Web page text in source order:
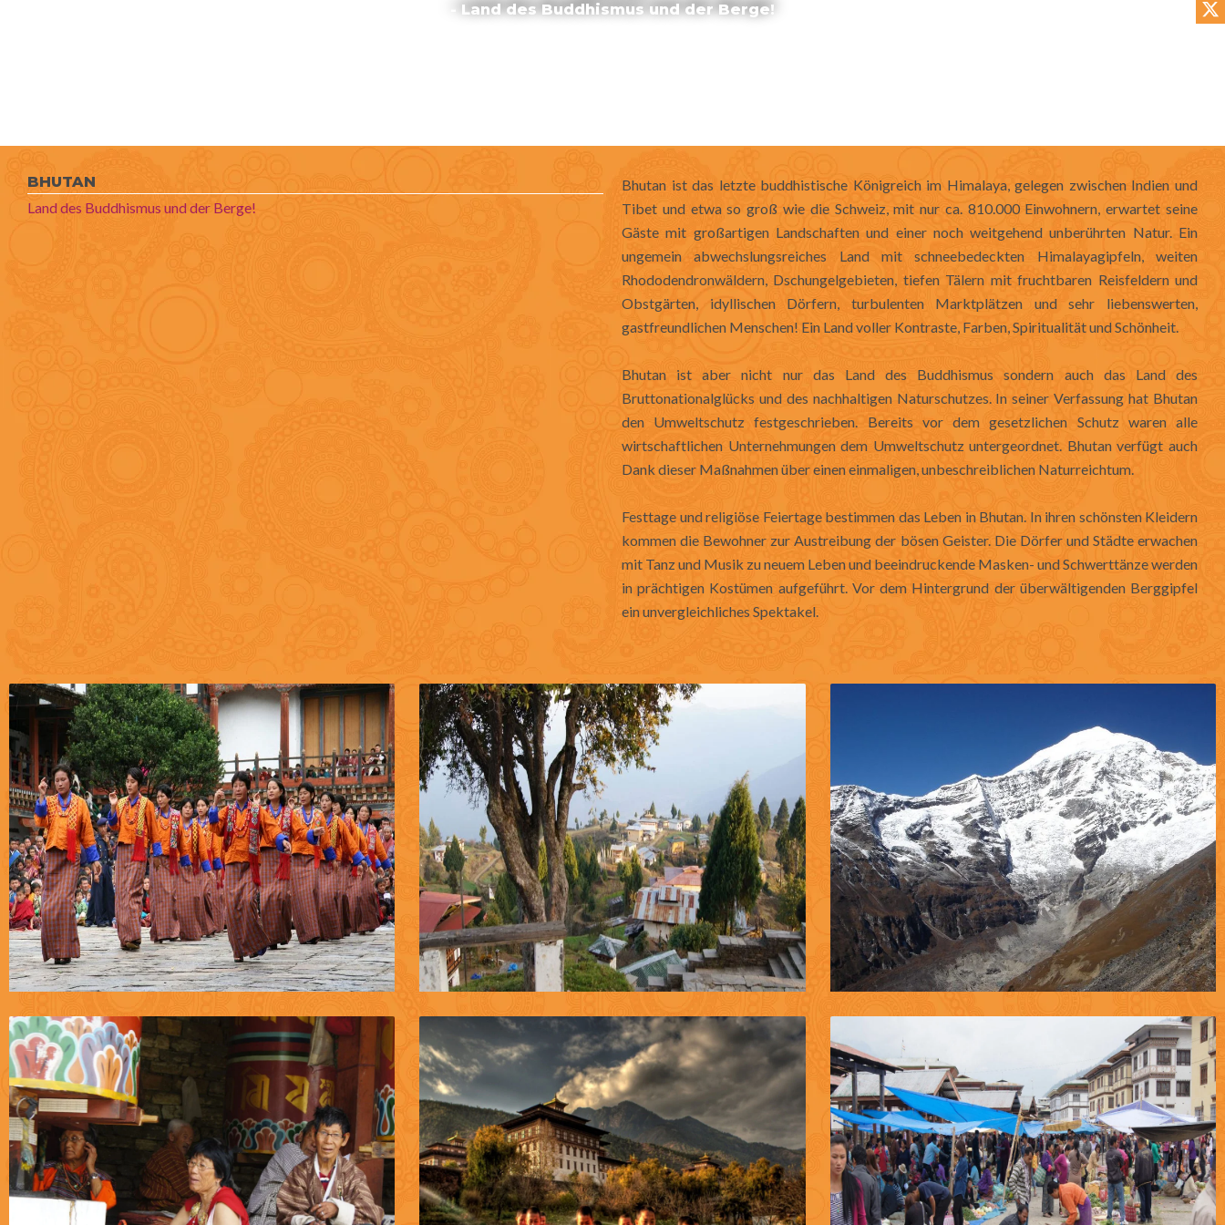
- Land des Buddhismus und der Berge!
o
r
i
t
BHUTAN
Land des Buddhismus und der Berge!
Bhutan ist das letzte buddhistische Königreich im Himalaya, gelegen zwischen Indien und
Tibet und etwa so groß wie die Schweiz, mit nur ca. 810.000 Einwohnern, erwartet seine
Gäste mit großartigen Landschaften und einer noch weitgehend unberührten Natur. Ein
ungemein abwechslungsreiches Land mit schneebedeckten Himalayagipfeln, weiten
Rhododendronwäldern, Dschungelgebieten, tiefen Tälern mit fruchtbaren Reisfeldern und
Obstgärten, idyllischen Dörfern, turbulenten Marktplätzen und sehr liebenswerten,
gastfreundlichen Menschen! Ein Land voller Kontraste, Farben, Spiritualität und Schönheit.
Bhutan ist aber nicht nur das Land des Buddhismus sondern auch das Land des
Bruttonationalglücks und des nachhaltigen Naturschutzes. In seiner Verfassung hat Bhutan
den Umweltschutz festgeschrieben. Bereits vor dem gesetzlichen Schutz waren alle
wirtschaftlichen Unternehmungen dem Umweltschutz untergeordnet. Bhutan verfügt auch
Dank dieser Maßnahmen über einen einmaligen, unbeschreiblichen Naturreichtum.
Festtage und religiöse Feiertage bestimmen das Leben in Bhutan. In ihren schönsten Kleidern
kommen die Bewohner zur Austreibung der bösen Geister. Die Dörfer und Städte erwachen
mit Tanz und Musik zu neuem Leben und beeindruckende Masken- und Schwerttänze werden
in prächtigen Kostümen aufgeführt. Vor dem Hintergrund der überwältigenden Berggipfel
ein unvergleichliches Spektakel.